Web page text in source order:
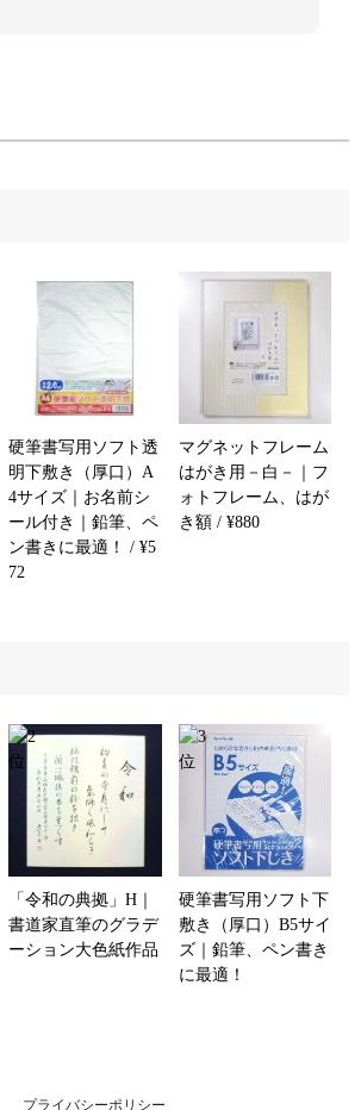
硬筆書写用ソフト透
明下敷き（厚口）A
4サイズ｜お名前シ
ール付き｜鉛筆、ペ
ン書きに最適！ / ¥5
72
マグネットフレーム
はがき用－白－｜フ
ォトフレーム、はが
き額 / ¥880
「令和の典拠」H｜
書道家直筆のグラデ
ーション大色紙作品
硬筆書写用ソフト下
敷き（厚口）B5サイ
ズ｜鉛筆、ペン書き
に最適！
プライバシーポリシー